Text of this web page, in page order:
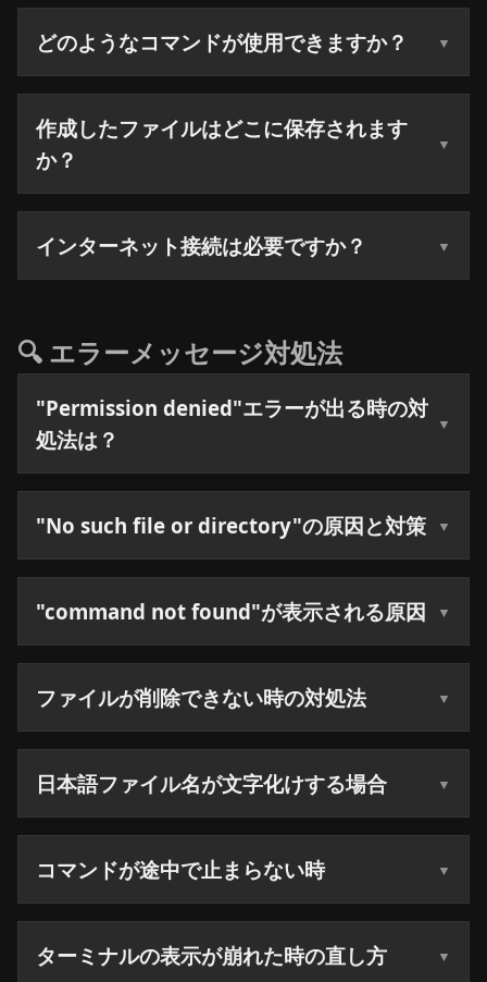
どのようなコマンドが使用できますか？
作成したファイルはどこに保存されます
か？
インターネット接続は必要ですか？
🔍 エラーメッセージ対処法
"Permission denied"エラーが出る時の対
処法は？
"No such file or directory"の原因と対策
"command not found"が表示される原因
ファイルが削除できない時の対処法
日本語ファイル名が文字化けする場合
コマンドが途中で止まらない時
ターミナルの表示が崩れた時の直し方